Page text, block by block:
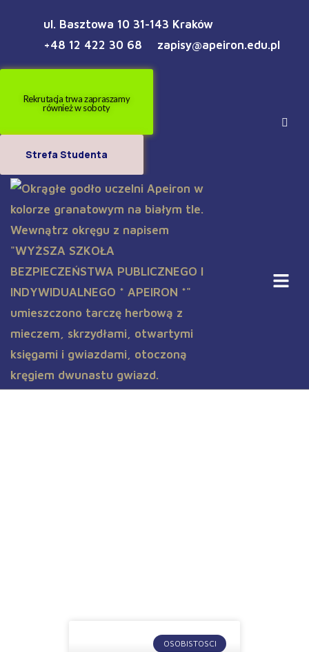
ul. Basztowa 10 31-143 Kraków
+48 12 422 30 68
zapisy@apeiron.edu.pl
Rekrutacja trwa zapraszamy
również w soboty
Strefa Studenta
OSOBISTOSCI